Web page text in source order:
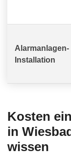
Alarmanlagen-
Installation
Kosten
in
wissen